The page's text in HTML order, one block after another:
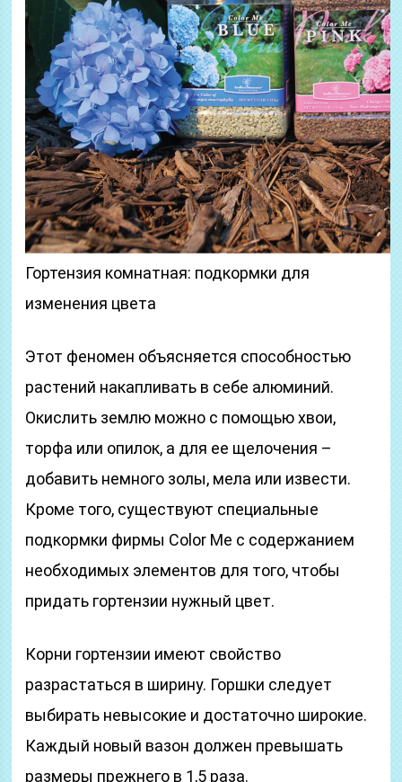
Гортензия комнатная: подкормки для
изменения цвета
Этот феномен объясняется способностью
растений накапливать в себе алюминий.
Окислить землю можно с помощью хвои,
торфа или опилок, а для ее щелочения –
добавить немного золы, мела или извести.
Кроме того, существуют специальные
подкормки фирмы Color Me с содержанием
необходимых элементов для того, чтобы
придать гортензии нужный цвет.
Корни гортензии имеют свойство
разрастаться в ширину. Горшки следует
выбирать невысокие и достаточно широкие.
Каждый новый вазон должен превышать
размеры прежнего в 1,5 раза.